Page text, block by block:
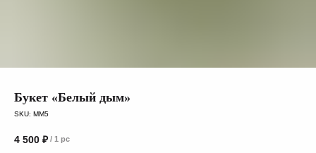
Букет «Белый дым»
SKU: MM5
4 500 ₽ / 1 pc